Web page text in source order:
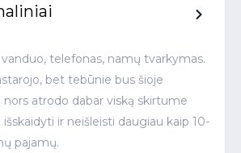
vanduo, telefonas, namų tvarkymas.
bet tebūnie bus šioje
nors atrodo dabar viską skirtume
ir neišleisti daugiau kaip 10-
pajamų.